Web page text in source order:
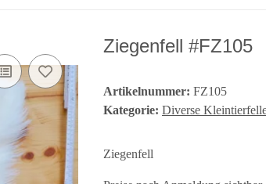
Ziegenfell #FZ105
Artikelnummer: FZ105
Kategorie: Diverse
Ziegenfell